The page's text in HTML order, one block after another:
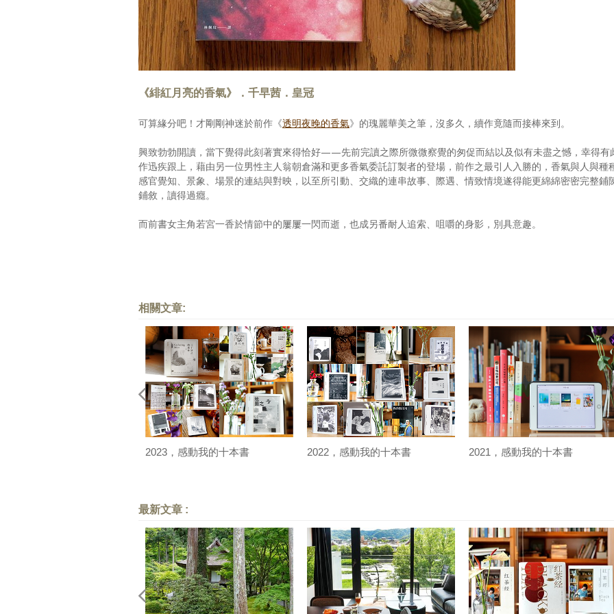
《緋紅月亮的香氣》．千早茜．皇冠
可算緣分吧！才剛剛神迷於前作《透明夜晚的香氣》的瑰麗華美之筆，沒多久，續作竟隨而接棒來到。
興致勃勃開讀，當下覺得此刻著實來得恰好——先前完讀之際所微微察覺的匆促而結以及似有未盡之憾，幸得有
作迅疾跟上，藉由另一位男性主人翁朝倉滿和更多香氣委託訂製者的登場，前作之最引人入勝的，香氣與人與種
感官覺知、景象、場景的連結與對映，以至所引動、交織的連串故事、際遇、情致情境遂得能更綿綿密密完整鋪
鋪敘，讀得過癮。
而前書女主角若宮一香於情節中的屢屢一閃而逝，也成另番耐人追索、咀嚼的身影，別具意趣。
相關文章:
2023，感動我的十本書 2022，感動我的十本書 2021，感動我的十本書
最新文章 :